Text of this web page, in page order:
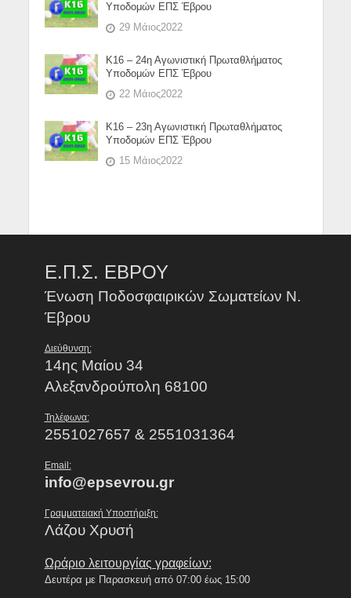
Υποδομών ΕΠΣ Έβρου
29 Μάιος2022
Κ16 – 24η Αγωνιστική Πρωταθλήματος
Υποδομών ΕΠΣ Έβρου
22 Μάιος2022
Κ16 – 23η Αγωνιστική Πρωταθλήματος
Υποδομών ΕΠΣ Έβρου
15 Μάιος2022
Ε.Π.Σ. ΕΒΡΟΥ
Ένωση Ποδοσφαιρικών Σωματείων Ν.
Έβρου
Διεύθυνση:
14ης Μαίου 34
Αλεξανδρούπολη 68100
Τηλέφωνα:
2551027657 & 2551031364
Email:
info@epsevrou.gr
Γραμματειακή Υποστήριξη:
Λάζου Χρυσή
Ωράριο λειτουργίας γραφείων:
Δευτέρα με Παρασκευή από 07:00 έως 15:00